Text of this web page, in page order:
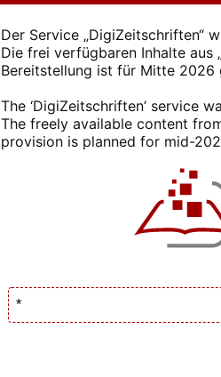
Der Service „DigiZeitschriften“
Die frei verfügbaren Inhalte aus
Bereitstellung ist für Mitte 2026
The ‘DigiZeitschriften’ service
The freely available content
provision is planned for mid-